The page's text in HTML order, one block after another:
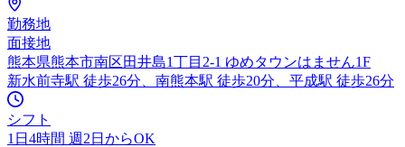
勤務地
面接地
熊本県熊本市南区田井島1丁目2-1 ゆめタウンはません1F
新水前寺駅 徒歩26分、南熊本駅 徒歩20分、平成駅 徒歩26分
シフト
1日4時間 週2日からOK